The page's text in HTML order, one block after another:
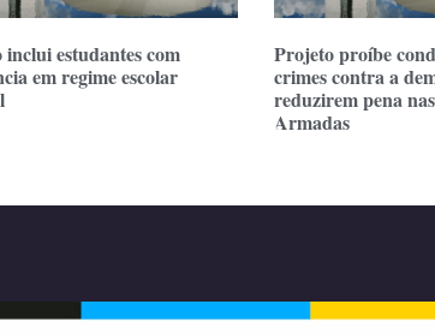
estudantes com
em regime escolar
Projeto proíbe
crimes contra a
reduzirem pena
Armadas